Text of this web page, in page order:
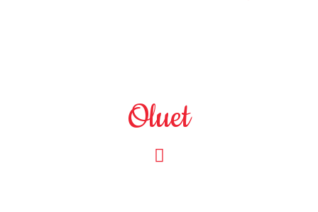
Oluet